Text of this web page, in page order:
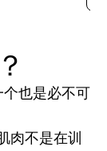
也是必不可
肉不是在训